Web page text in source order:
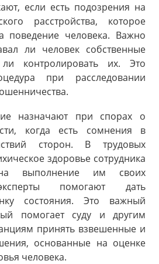
если есть подозрения на
расстройства, которое
поведение человека. Важно
ли человек собственные
контролировать их. Это
при расследовании
назначают при спорах о
когда есть сомнения в
сторон. В трудовых
здоровье сотрудника
выполнение им своих
помогают дать
состояния. Это важный
помогает суду и другим
принять взвешенные и
основанные на оценке
человека.